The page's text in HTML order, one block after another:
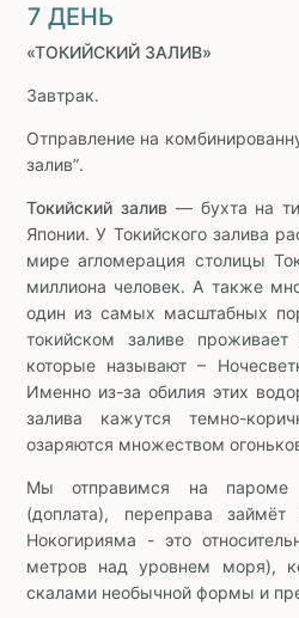
7 ДЕНЬ
«ТОКИЙСКИЙ ЗАЛИВ»
Завтрак.
Отправление на
залив”.
Токийский залив— бухта на
Японии. У Токийского залива
мире агломерация столицы
миллиона человек. А также
один из самых масштабных
токийском заливе
которые называют –
Именно из-за обилия этих
залива кажутся темно-
озаряются множеством
Мы отправимся на пароме
(доплата), переправа
Нокогирияма - это
метров над уровнем моря),
скалами необычной формы и